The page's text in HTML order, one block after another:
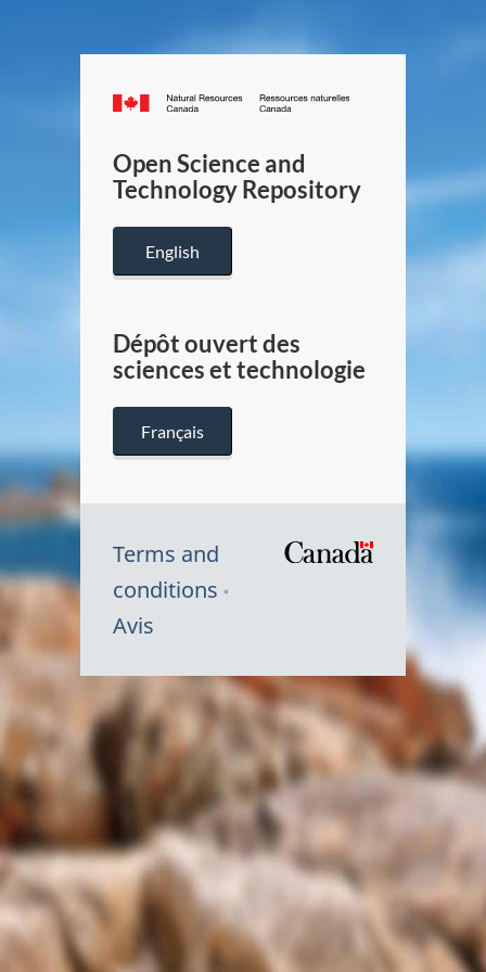
Canada.ca
/
Canada
Open Science and
Technology Repository
English
Dépôt ouvert des
sciences et technologie
Français
Terms and
conditions
Avis
Symbole
du
Canada